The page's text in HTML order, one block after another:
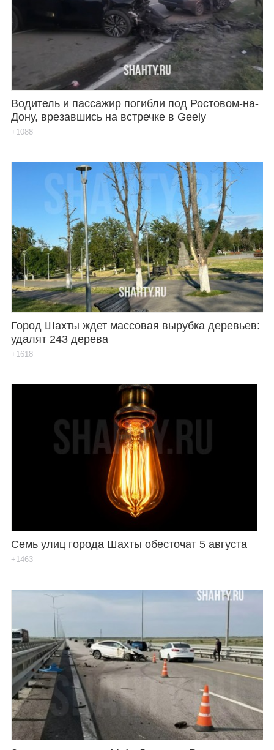
Водитель и пассажир погибли под Ростовом-на-
Дону, врезавшись на встречке в Geely
+1088
Город Шахты ждет массовая вырубка деревьев:
удалят 243 дерева
+1618
Семь улиц города Шахты обесточат 5 августа
+1463